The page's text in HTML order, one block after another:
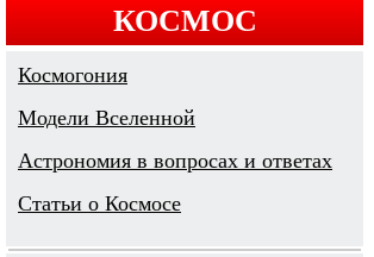
КОСМОС
Космогония
Модели Вселенной
Астрономия в вопросах и ответах
Cтатьи о Космосе